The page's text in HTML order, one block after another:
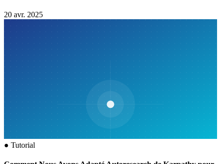
20 avr. 2025
● Tutorial